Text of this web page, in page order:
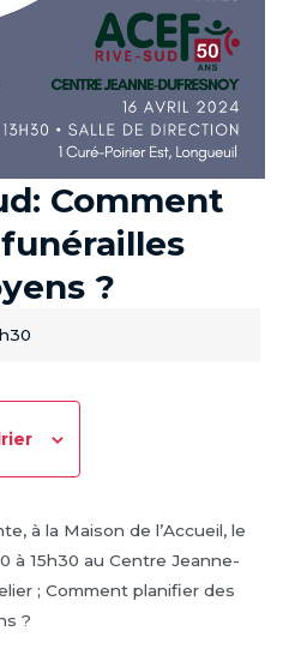
Comment
?
à la Maison de l’Accueil, le
à 15h30 au Centre Jeanne-
; Comment planifier des
?